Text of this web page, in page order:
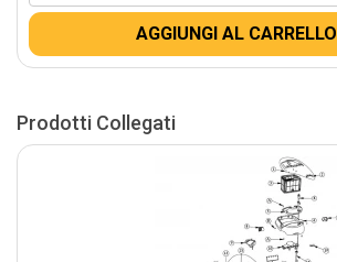
AGGIUNGI AL CARRELLO
Prodotti Collegati